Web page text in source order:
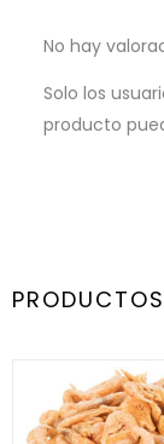
No hay
Solo los
producto